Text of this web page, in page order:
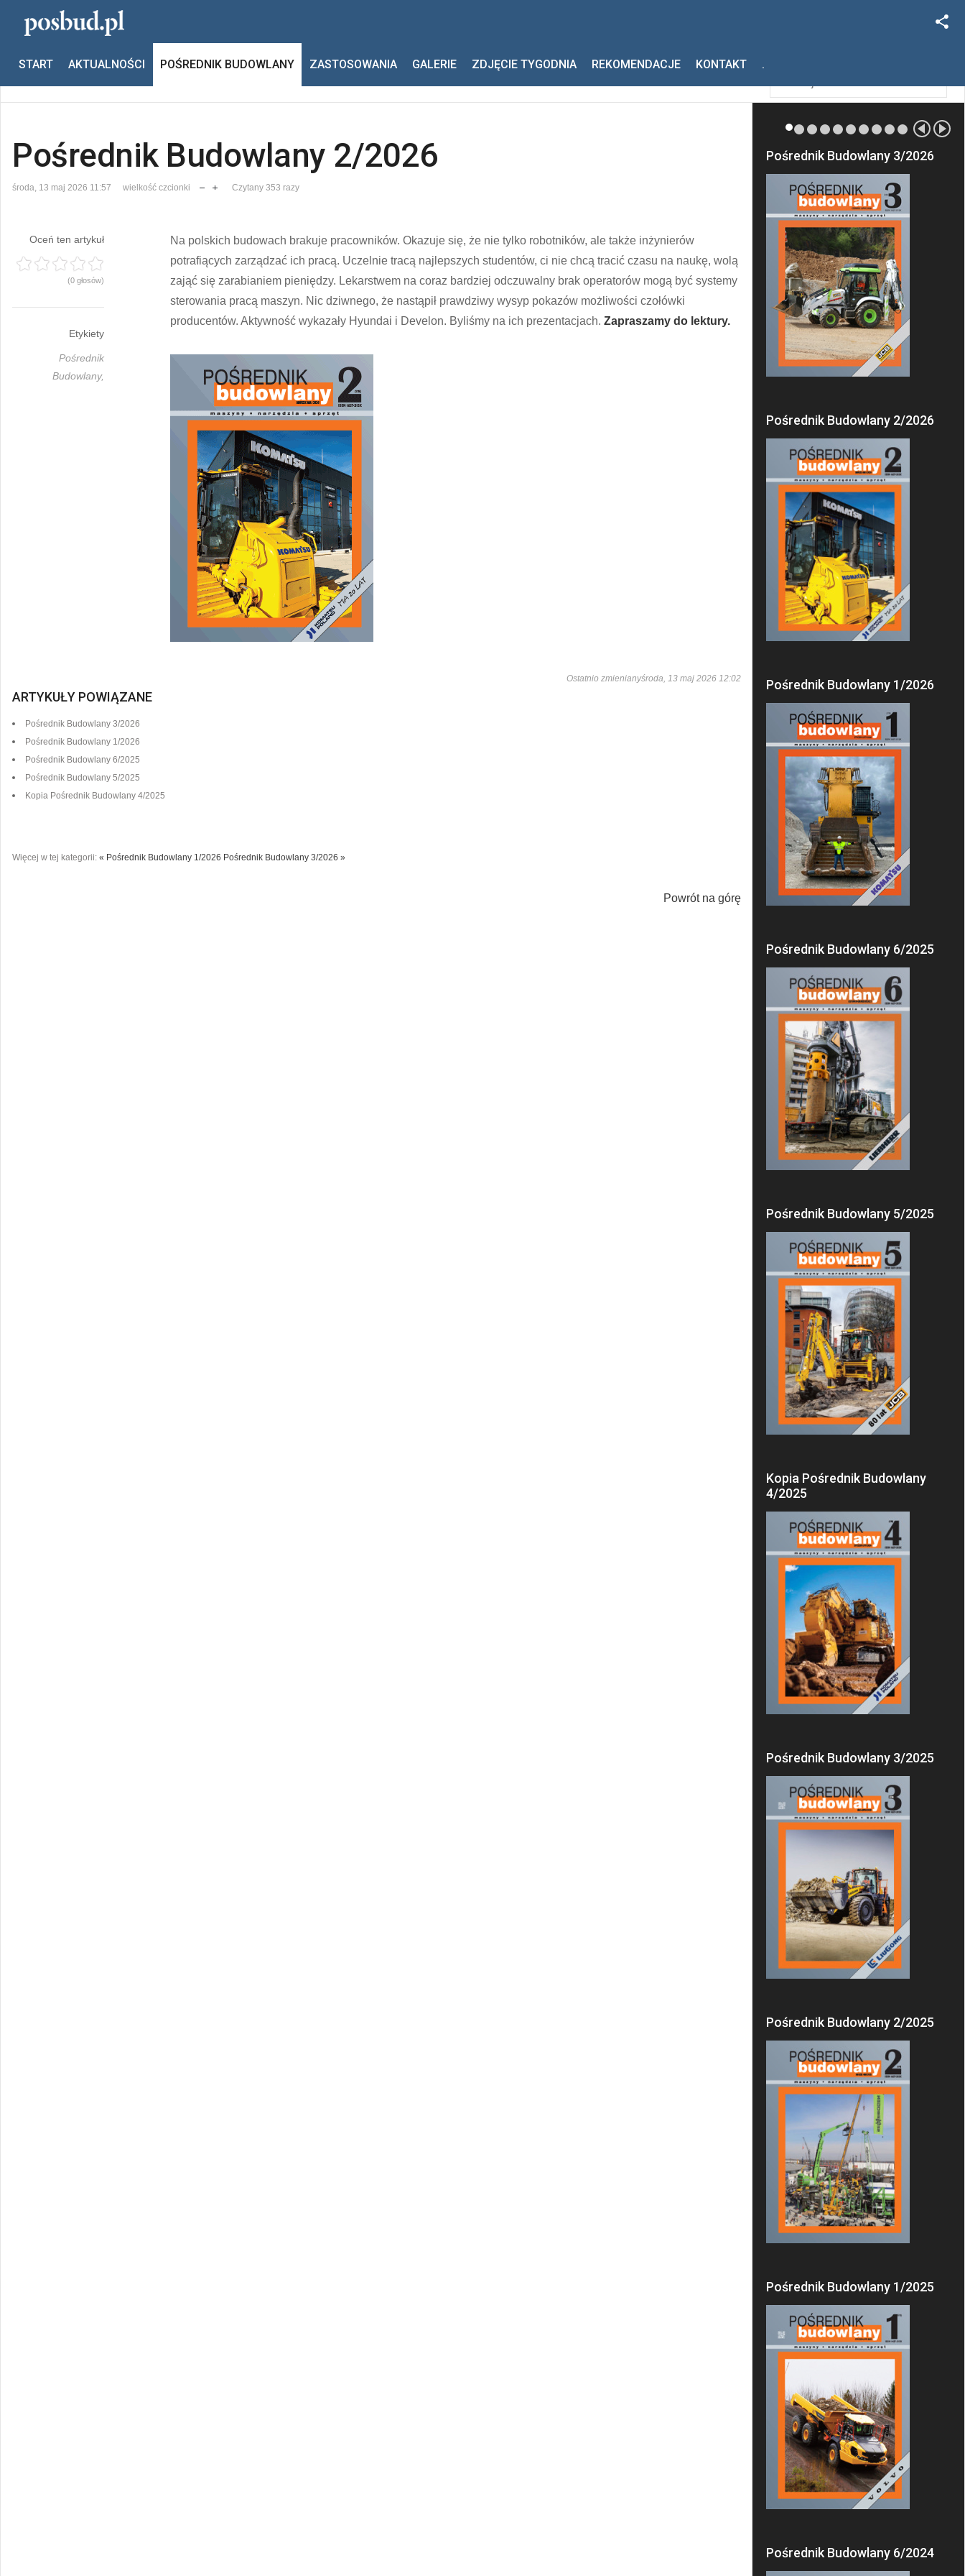
START AKTUALNOŚCI POŚREDNIK BUDOWLANY ZASTOSOWANIA GALERIE ZDJĘCIE TYGODNIA REKOMENDACJE KONTAKT .
Jesteś tutaj: Start Pośrednik budowlany Pośrednik Budowlany 2/2026
Pośrednik Budowlany 2/2026
środa, 13 maj 2026 11:57 wielkość czcionki Czytany 353 razy
Oceń ten artykuł
(0 głosów)
Etykiety
Pośrednik
Budowlany,
Na polskich budowach brakuje pracowników. Okazuje się, że nie tylko robotników, ale także inżynierów
potrafiących zarządzać ich pracą. Uczelnie tracą najlepszych studentów, ci nie chcą tracić czasu na naukę, wolą
zająć się zarabianiem pieniędzy. Lekarstwem na coraz bardziej odczuwalny brak operatorów mogą być systemy
sterowania pracą maszyn. Nic dziwnego, że nastąpił prawdziwy wysyp pokazów możliwości czołówki
producentów. Aktywność wykazały Hyundai i Develon. Byliśmy na ich prezentacjach. Zapraszamy do lektury.
Ostatnio zmienianyśroda, 13 maj 2026 12:02
ARTYKUŁY POWIĄZANE
Pośrednik Budowlany 3/2026
Pośrednik Budowlany 1/2026
Pośrednik Budowlany 6/2025
Pośrednik Budowlany 5/2025
Kopia Pośrednik Budowlany 4/2025
Więcej w tej kategorii: « Pośrednik Budowlany 1/2026 Pośrednik Budowlany 3/2026 »
Powrót na górę
Pośrednik Budowlany 3/2026
Pośrednik Budowlany 2/2026
Pośrednik Budowlany 1/2026
Pośrednik Budowlany 6/2025
Pośrednik Budowlany 5/2025
Kopia Pośrednik Budowlany
4/2025
Pośrednik Budowlany 3/2025
Pośrednik Budowlany 2/2025
Pośrednik Budowlany 1/2025
Pośrednik Budowlany 6/2024